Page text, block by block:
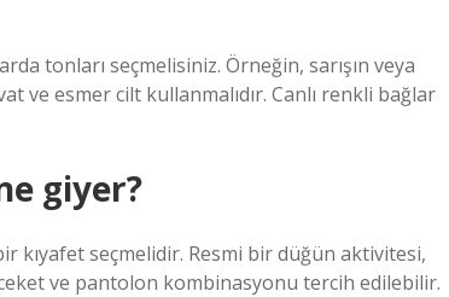
tonları seçmelisiniz. Örneğin, sarışın veya
esmer cilt kullanmalıdır. Canlı renkli bağlar
giyer?
kıyafet seçmelidir. Resmi bir düğün aktivitesi,
ve pantolon kombinasyonu tercih edilebilir.